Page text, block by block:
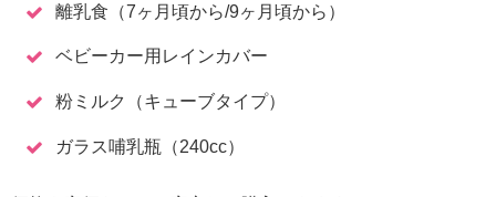
離乳食（7ヶ月頃から/9ヶ月頃から）
ベビーカー用レインカバー
粉ミルク（キューブタイプ）
ガラス哺乳瓶（240cc）